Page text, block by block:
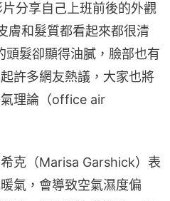
分享自己上班前後的外觀
膚和髮質都看起來都很清
頭髮卻顯得油膩，臉部也有
許多網友熱議，大家也將
理論（office air
克（Marisa Garshick）表
氣，會導致空氣濕度偏